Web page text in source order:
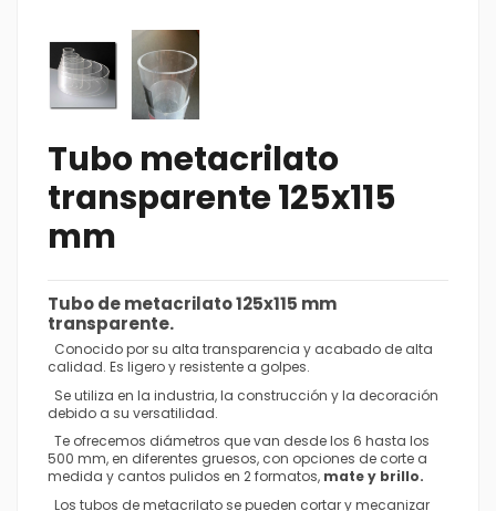
Tubo metacrilato
transparente 125x115
mm
Tubo de metacrilato125x115 mm
transparente.
Conocido por su alta transparencia y acabado de alta
calidad. Es ligero y resistente a golpes.
Se utiliza en la industria, la construcción y la decoración
debido a su versatilidad.
Te ofrecemos diámetros que van desde los 6 hasta los
500 mm, en diferentes gruesos, con opciones de corte a
medida y cantos pulidos en 2 formatos, mate y brillo.
Los tubos de metacrilato se pueden cortar y mecanizar